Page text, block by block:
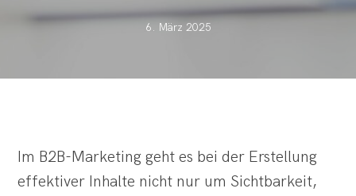
6. März 2025
Im B2B-Marketing geht es bei der Erstellung
effektiver Inhalte nicht nur um Sichtbarkeit,